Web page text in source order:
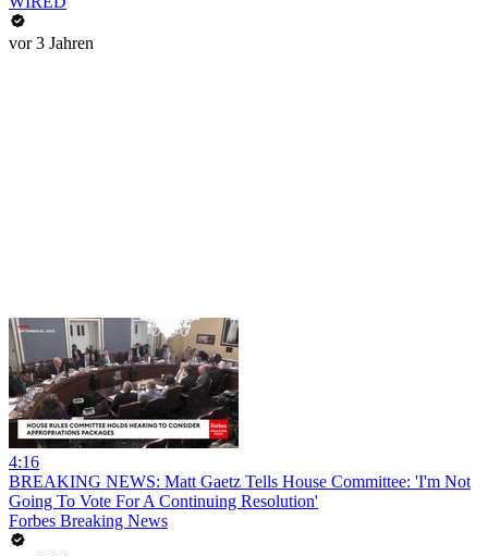
vor 3 Jahren
4:16
BREAKING NEWS: Matt Gaetz Tells House Committee: 'I'm Not
Going To Vote For A Continuing Resolution'
Forbes Breaking News